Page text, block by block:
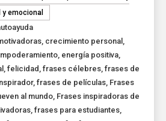
emocional
, crecimiento personal ,
, energía positiva,
,felicidad ,frases célebres,frases de
,frases de películas, Frases
al mundo, Frases inspiradoras de
,frases para estudiantes,